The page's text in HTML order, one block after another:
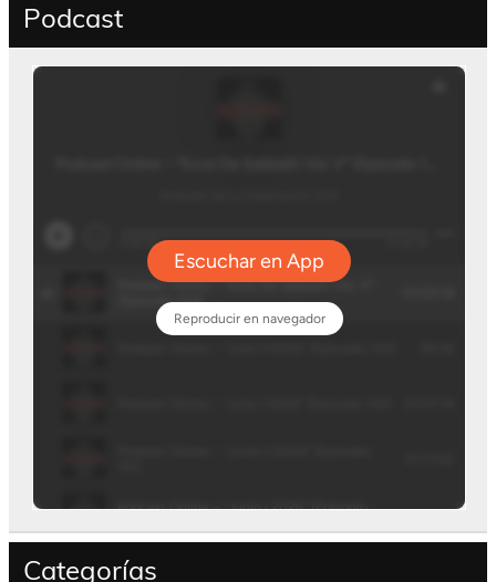
Podcast
Categorías